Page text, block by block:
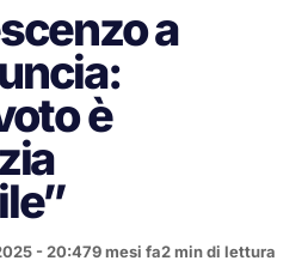
a
è
- 20:479 mesi fa2 min di lettura